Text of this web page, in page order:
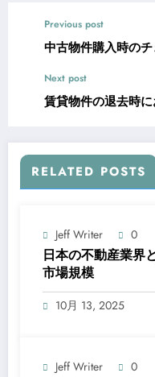
Previous post
中古物件購入時の
Next post
賃貸物件の退去時
RELATED POSTS
Jeff Writer 0
日本の不動産業界
市場規模
10月 13, 2025
Jeff Writer 0